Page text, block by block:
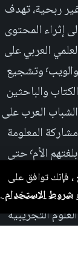
، فإنك توافق على
شروط الاستخدام.
ربحية، تهدف
إثراء المحتوى
العربي على
والويب٬ وتشجيع
الكتاب والباحثين
العرب على
مشاركة المعلومة
بلغتهم الأم٬ حتى
هذه اللغة دوراً
اكبر على صعيد
العلوم التجريبية